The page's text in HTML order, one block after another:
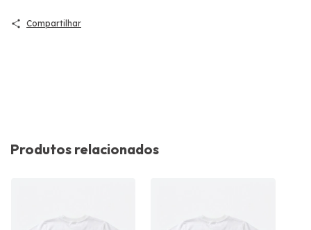
Compartilhar
Produtos relacionados